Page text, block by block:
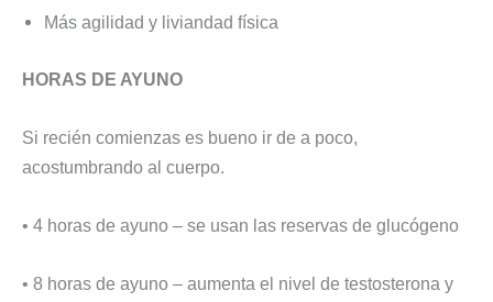
Más agilidad y liviandad física
HORAS DE AYUNO
Si recién comienzas es bueno ir de a poco,
acostumbrando al cuerpo.
• 4 horas de ayuno – se usan las reservas de glucógeno
• 8 horas de ayuno – aumenta el nivel de testosterona y